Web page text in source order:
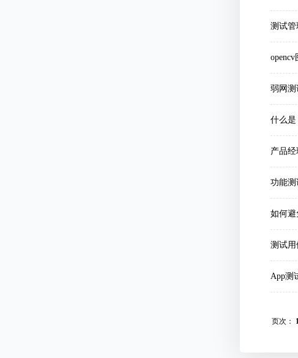
测试管
弱网测
什么是
产品
功能测
如何避
测试用
App测
页次：